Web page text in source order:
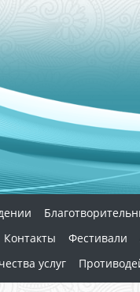
Контакты Фестивали
услуг